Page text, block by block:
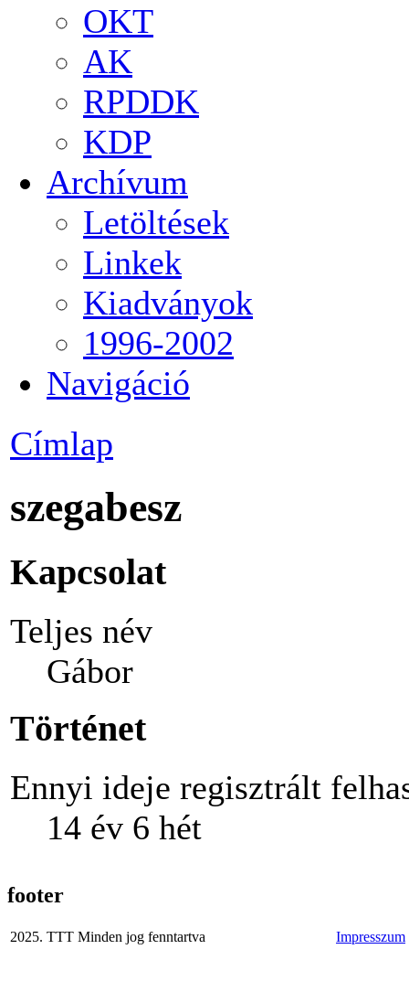
OKT
AK
RPDDK
KDP
Archívum
Letöltések
Linkek
Kiadványok
1996-2002
Navigáció
Címlap
szegabesz
Kapcsolat
Teljes név
Gábor
Történet
Ennyi ideje regisztrált
14 év 6 hét
footer
2025. TTT Minden jog fenntartva Impresszum